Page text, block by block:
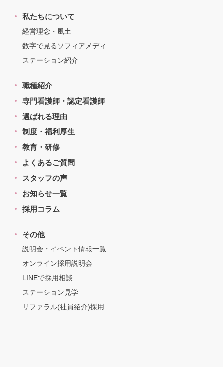
私たちについて
経営理念・風土
数字で見るソフィアメディ
ステーション紹介
職種紹介
専門看護師・認定看護師
選ばれる理由
制度・福利厚生
教育・研修
よくあるご質問
スタッフの声
お知らせ一覧
採用コラム
その他
説明会・イベント情報一覧
オンライン採用説明会
LINEで採用相談
ステーション見学
リファラル(社員紹介)採用